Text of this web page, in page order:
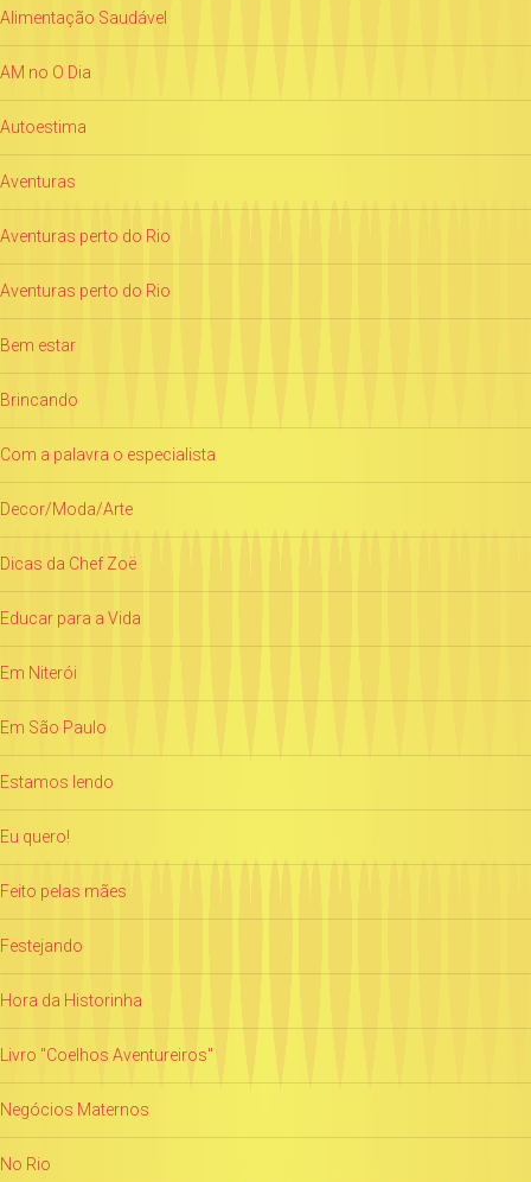
Alimentação Saudável
AM no O Dia
Autoestima
Aventuras
Aventuras perto do Rio
Aventuras perto do Rio
Bem estar
Brincando
Com a palavra o especialista
Decor/Moda/Arte
Dicas da Chef Zoë
Educar para a Vida
Em Niterói
Em São Paulo
Estamos lendo
Eu quero!
Feito pelas mães
Festejando
Hora da Historinha
Livro "Coelhos Aventureiros"
Negócios Maternos
No Rio